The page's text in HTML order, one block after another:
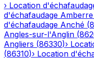
› Location
d'échafaudage Amberre
d'échafaudage Anché (
Angles-sur-l'Anglin (
Angliers (86330)›
(86310)› Location